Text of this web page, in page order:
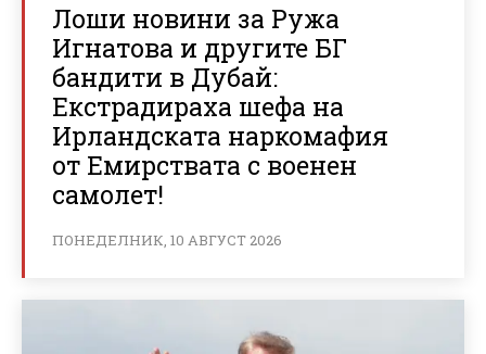
Лоши новини за Ружа
Игнатова и другите БГ
бандити в Дубай:
Екстрадираха шефа на
Ирландската наркомафия
от Емирствата с военен
самолет!
ПОНЕДЕЛНИК, 10 АВГУСТ 2026